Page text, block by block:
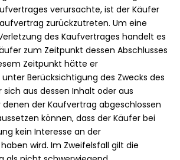
verursachte, ist der Käufer
zurückzutreten. Um eine
des Kaufvertrages handelt es
zum Zeitpunkt dessen Abschlusses
Zeitpunkt hätte er
Berücksichtigung des Zwecks des
sich aus dessen Inhalt oder aus
der Kaufvertrag abgeschlossen
können, dass der Käufer bei
kein Interesse an der
wird. Im Zweifelsfall gilt die